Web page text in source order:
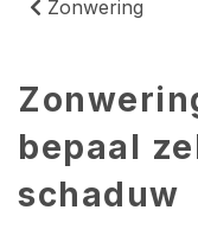
Zonwering
bepaal
schaduw